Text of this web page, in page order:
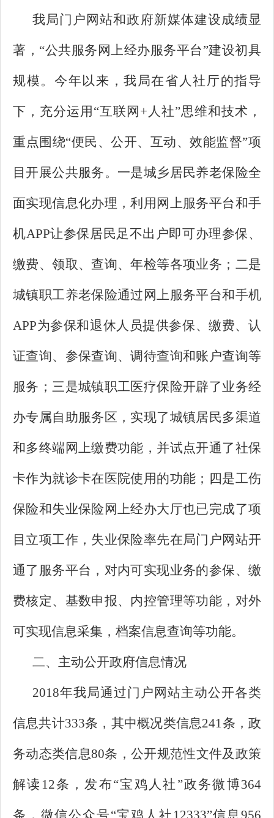
我局门户网站和政府新媒体建设成绩显
著，“公共服务网上经办服务平台”建设初具
规模。今年以来，我局在省人社厅的指导
下，充分运用“互联网+人社”思维和技术，
重点围绕“便民、公开、互动、效能监督”项
目开展公共服务。一是城乡居民养老保险全
面实现信息化办理，利用网上服务平台和手
机APP让参保居民足不出户即可办理参保、
缴费、领取、查询、年检等各项业务；二是
城镇职工养老保险通过网上服务平台和手机
APP为参保和退休人员提供参保、缴费、认
证查询、参保查询、调待查询和账户查询等
服务；三是城镇职工医疗保险开辟了业务经
办专属自助服务区，实现了城镇居民多渠道
和多终端网上缴费功能，并试点开通了社保
卡作为就诊卡在医院使用的功能；四是工伤
保险和失业保险网上经办大厅也已完成了项
目立项工作，失业保险率先在局门户网站开
通了服务平台，对内可实现业务的参保、缴
费核定、基数申报、内控管理等功能，对外
可实现信息采集，档案信息查询等功能。
二、主动公开政府信息情况
2018年我局通过门户网站主动公开各类
信息共计333条，其中概况类信息241条，政
务动态类信息80条，公开规范性文件及政策
解读12条，发布“宝鸡人社”政务微博364
条，微信公众号“宝鸡人社12333”信息956